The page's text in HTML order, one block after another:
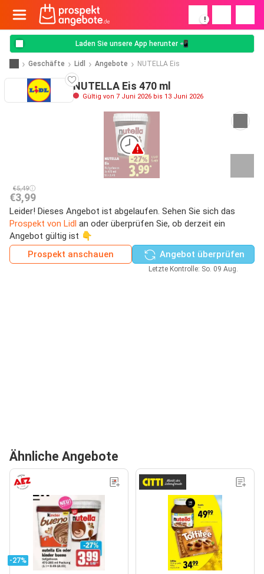
!
Laden Sie unsere App herunter 📲
Geschäfte Lidl Angebote NUTELLA Eis
NUTELLA Eis 470 ml
Gültig von 7 Juni 2026 bis 13 Juni 2026
€5,49
€3,99
Leider! Dieses Angebot ist abgelaufen. Sehen Sie sich das
Prospekt von Lidl an oder überprüfen Sie, ob derzeit ein
Angebot gültig ist 👇
Prospekt anschauen
Angebot überprüfen
Letzte Kontrolle: So. 09 Aug.
Ähnliche Angebote
-27%